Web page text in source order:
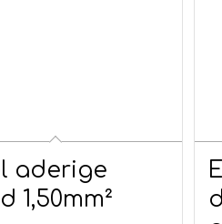
aderige
1,50mm²